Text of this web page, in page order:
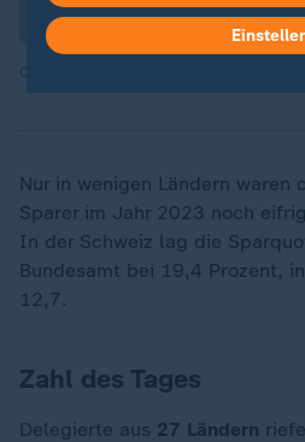
Nur in wenigen Ländern waren
Sparer im Jahr 2023 noch
In der Schweiz lag die
Bundesamt bei 19,4 Prozent,
12,7.
Zahl des Tages
Delegierte aus 27 Ländern